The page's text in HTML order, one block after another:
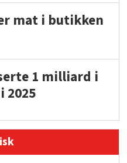
mat i butikken
1 milliard i
2025